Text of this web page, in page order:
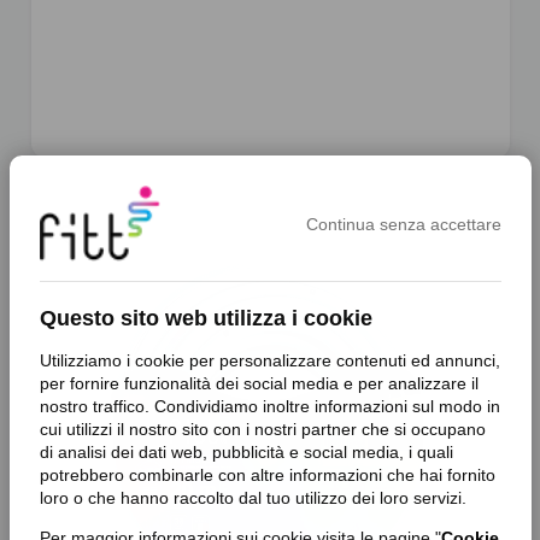
Continua senza accettare
Questo sito web utilizza i cookie
Utilizziamo i cookie per personalizzare contenuti ed annunci,
per fornire funzionalità dei social media e per analizzare il
nostro traffico. Condividiamo inoltre informazioni sul modo in
cui utilizzi il nostro sito con i nostri partner che si occupano
di analisi dei dati web, pubblicità e social media, i quali
potrebbero combinarle con altre informazioni che hai fornito
loro o che hanno raccolto dal tuo utilizzo dei loro servizi.
favorite_border